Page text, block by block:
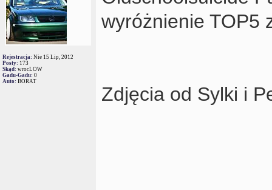
Rejestracja: Nie 15 Lip, 2012
Posty: 173
Skąd: wrocLOW
Gadu-Gadu: 0
Auto: BORAT
wyróżnienie TOP5
Zdjęcia od Sylki i